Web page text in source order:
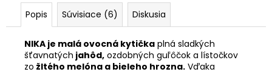
Popis Súvisiace (6) Diskusia
NIKA je malá ovocná kytička plná sladkých
šťavnatých jahôd, ozdobných guľôčok a lístočkov
zo žltého melóna a bieleho hrozna. Vďaka
LUCREZIA
€55